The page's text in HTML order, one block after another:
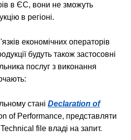
в ЄС, вони не зможуть
в регіоні.
економічних операторів
будуть також застосовні
послуг з виконання
стані Declaration of
of Performance, представляти
file владі на запит.